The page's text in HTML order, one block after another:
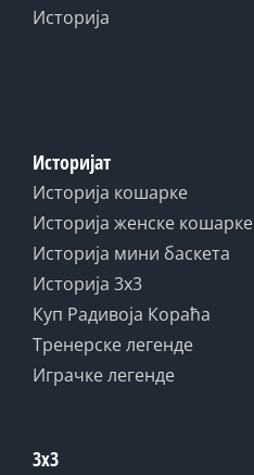
Историја
Историјат
Историја кошарке
Историја женске кошарке
Историја мини баскета
Историја 3x3
Куп Радивоја Кораћа
Тренерске легенде
Играчке легенде
3x3